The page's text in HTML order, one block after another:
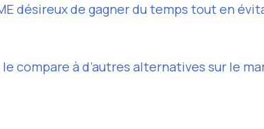
désireux de gagner du temps tout en
à d’autres alternatives sur le